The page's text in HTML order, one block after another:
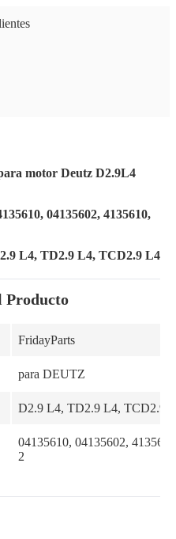
motor Deutz D2.9L4
04135602, 4135610,
L4, TD2.9 L4, TCD2.9 L4
Producto
FridayParts
para DEUTZ
D2.9 L4, TD2.9 L4, TCD2.9
04135610, 04135602,
2